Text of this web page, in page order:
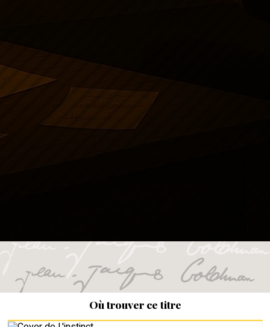
Où trouver ce titre